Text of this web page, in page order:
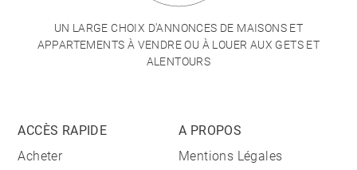
UN LARGE CHOIX D'ANNONCES DE MAISONS ET
APPARTEMENTS À VENDRE OU À LOUER AUX GETS ET
ALENTOURS
ACCÈS RAPIDE
Acheter
A PROPOS
Mentions Légales